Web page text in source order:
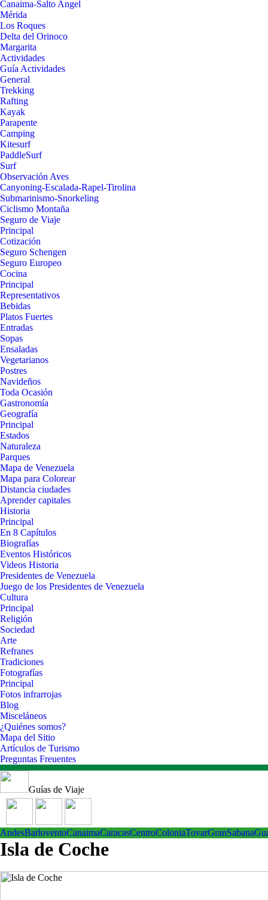
Canaima-Salto Angel
Mérida
Los Roques
Delta del Orinoco
Margarita
Actividades
Guía Actividades
General
Trekking
Rafting
Kayak
Parapente
Camping
Kitesurf
PaddleSurf
Surf
Observación Aves
Canyoning-Escalada-Rapel-Tirolina
Submarinismo-Snorkeling
Ciclismo Montaña
Seguro de Viaje
Principal
Cotización
Seguro Schengen
Seguro Europeo
Cocina
Principal
Representativos
Bebidas
Platos Fuertes
Entradas
Sopas
Ensaladas
Vegetarianos
Postres
Navideños
Toda Ocasión
Gastronomía
Geografía
Principal
Estados
Naturaleza
Parques
Mapa de Venezuela
Mapa para Colorear
Distancia ciudades
Aprender capitales
Historia
Principal
En 8 Capítulos
Biografías
Eventos Históricos
Videos Historia
Presidentes de Venezuela
Juego de los Presidentes de Venezuela
Cultura
Principal
Religión
Sociedad
Arte
Refranes
Tradiciones
Fotografías
Principal
Fotos infrarrojas
Blog
Misceláneos
¿Quiénes somos?
Mapa del Sitio
Artículos de Turismo
Preguntas Freuentes
Guías de Viaje
AndesBarloventoCanaimaCaracasCentroColoniaTovarGranSabana
Isla de Coche